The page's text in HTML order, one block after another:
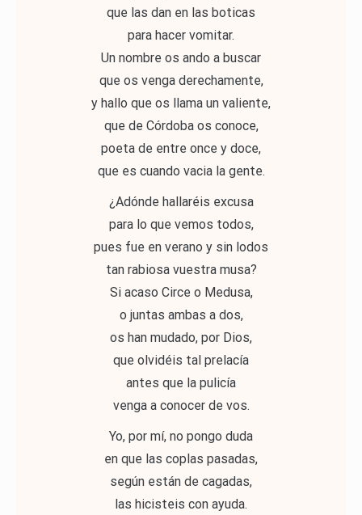
que las dan en las boticas
para hacer vomitar.
Un nombre os ando a buscar
que os venga derechamente,
y hallo que os llama un valiente,
que de Córdoba os conoce,
poeta de entre once y doce,
que es cuando vacia la gente.
¿Adónde hallaréis excusa
para lo que vemos todos,
pues fue en verano y sin lodos
tan rabiosa vuestra musa?
Si acaso Circe o Medusa,
o juntas ambas a dos,
os han mudado, por Dios,
que olvidéis tal prelacía
antes que la pulicía
venga a conocer de vos.
Yo, por mí, no pongo duda
en que las coplas pasadas,
según están de cagadas,
las hicisteis con ayuda.